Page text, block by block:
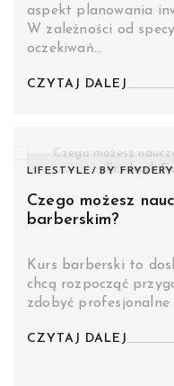
aspekt planowania
W zależności od
oczekiwań…
CZYTAJ DALEJ
LIFESTYLE BY
Czego możesz
barberskim?
Kurs barberski to
chcą rozpocząć
zdobyć profesjonalne
CZYTAJ DALEJ